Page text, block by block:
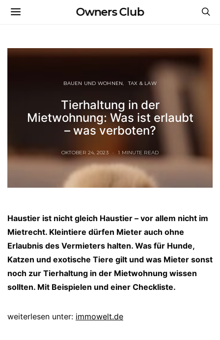
Owners Club
BAUEN UND WOHNEN TAX & LAW
Tierhaltung in der
Mietwohnung: Was ist erlaubt
– was verboten?
OKTOBER 24, 2023 1 MINUTE READ
Haustier ist nicht gleich Haustier – vor allem nicht im
Mietrecht. Kleintiere dürfen Mieter auch ohne
Erlaubnis des Vermieters halten. Was für Hunde,
Katzen und exotische Tiere gilt und was Mieter sonst
noch zur Tierhaltung in der Mietwohnung wissen
sollten. Mit Beispielen und einer Checkliste.
weiterlesen unter: immowelt.de